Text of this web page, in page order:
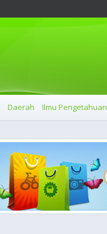
Daerah Ilmu Pengetahuan